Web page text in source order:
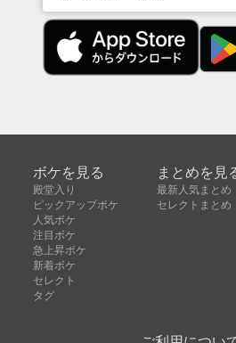
ボケを見る
殿堂入り
ピックアップボケ
人気ボケ
注目ボケ
急上昇ボケ
新着ボケ
セレクト
タグ
まとめを見
最新人気まとめ
セレクトまとめ